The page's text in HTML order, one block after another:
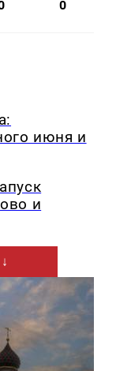
0
июня и
и